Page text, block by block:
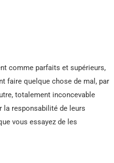
comme parfaits et supérieurs,
faire quelque chose de mal, par
totalement inconcevable
la responsabilité de leurs
vous essayez de les